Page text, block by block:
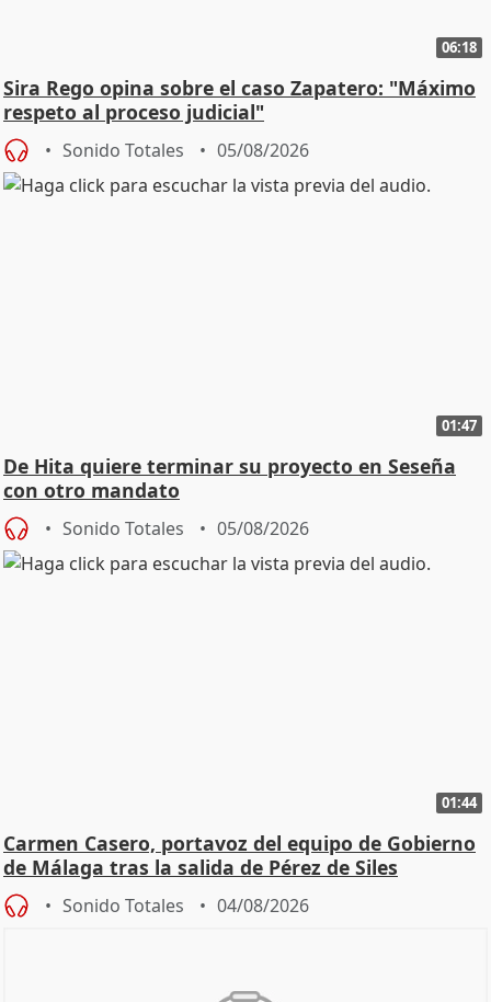
06:18
Sira Rego opina sobre el caso Zapatero: "Máximo
respeto al proceso judicial"
Sonido Totales 05/08/2026
01:47
De Hita quiere terminar su proyecto en Seseña
con otro mandato
Sonido Totales 05/08/2026
01:44
Carmen Casero, portavoz del equipo de Gobierno
de Málaga tras la salida de Pérez de Siles
Sonido Totales 04/08/2026